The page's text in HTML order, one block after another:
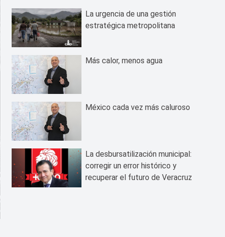
La urgencia de una gestión
estratégica metropolitana
Más calor, menos agua
México cada vez más caluroso
La desbursatilización municipal:
corregir un error histórico y
recuperar el futuro de Veracruz